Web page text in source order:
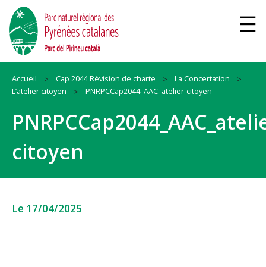
Accueil Cap 2044 Révision de charte
La Concertation
L’atelier citoyen
PNRPCCap2044_AAC_atelier-citoyen
citoyen
Le 17/04/2025